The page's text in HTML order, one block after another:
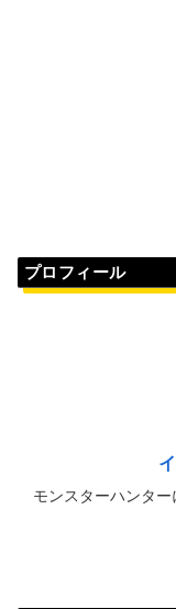
プロフィール
モンスターハンター